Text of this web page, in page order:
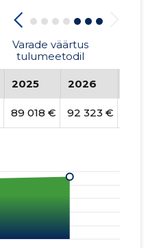
Varade väärtus
tulumeetodil
2025 2026
89 018 € 92 323 €